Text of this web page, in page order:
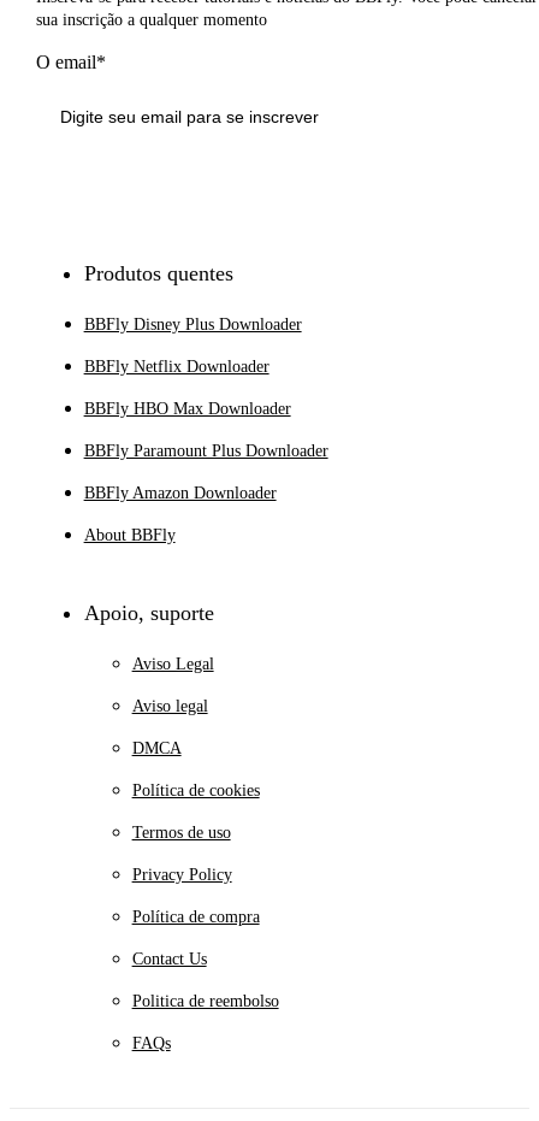
sua inscrição a qualquer momento
O email*
Produtos quentes
BBFly Disney Plus Downloader
BBFly Netflix Downloader
BBFly HBO Max Downloader
BBFly Paramount Plus Downloader
BBFly Amazon Downloader
About BBFly
Apoio, suporte
Aviso Legal
Aviso legal
DMCA
Política de cookies
Termos de uso
Privacy Policy
Política de compra
Contact Us
Politica de reembolso
FAQs